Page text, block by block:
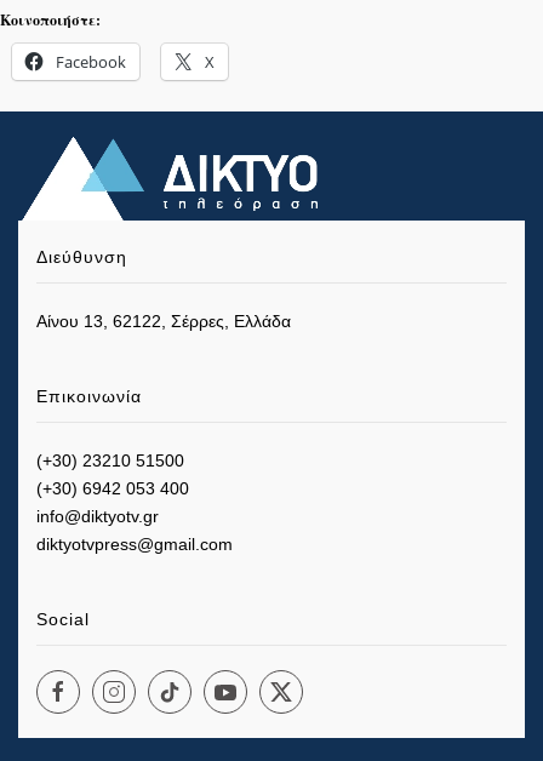
Κοινοποιήστε:
Facebook X
Διεύθυνση
Αίνου 13, 62122, Σέρρες, Ελλάδα
Επικοινωνία
(+30) 23210 51500
(+30) 6942 053 400
info@diktyotv.gr
diktyotvpress@gmail.com
Social